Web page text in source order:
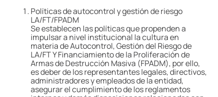
Políticas de autocontrol y gestión de riesgo
LA/FT/FPADM
Se establecen las políticas que propenden a
impulsar a nivel institucional la cultura en
materia de Autocontrol, Gestión del Riesgo de
LA/FT Y Financiamiento de la Proliferación de
Armas de Destrucción Masiva (FPADM), por ello,
es deber de los representantes legales, directivos,
administradores y empleados de la entidad,
asegurar el cumplimiento de los reglamentos
disney
termos
toy story
llaveros
one piece